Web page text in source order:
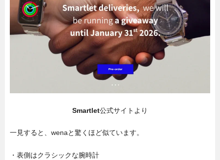
Smartlet公式サイトより
一見すると、wenaと驚くほど似ています。
・表側はクラシックな腕時計